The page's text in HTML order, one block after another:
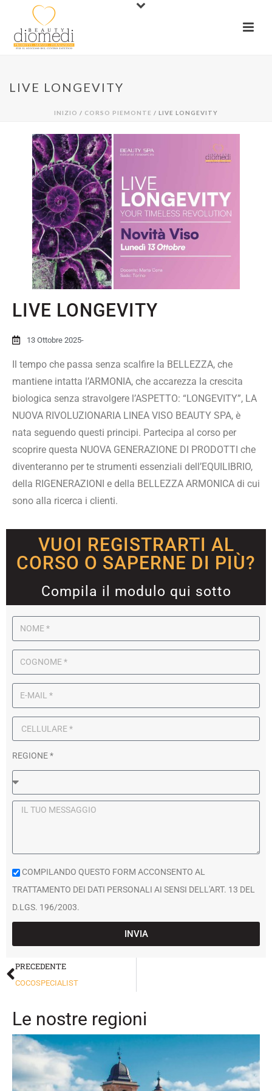
LIVE LONGEVITY
INIZIO / CORSO PIEMONTE / LIVE LONGEVITY
LIVE LONGEVITY
13 Ottobre 2025-
Il tempo che passa senza scalfire la BELLEZZA, che
mantiene intatta l’ARMONIA, che accarezza la crescita
biologica senza stravolgere l’ASPETTO: “LONGEVITY”, LA
NUOVA RIVOLUZIONARIA LINEA VISO BEAUTY SPA, è
nata seguendo questi principi. Partecipa al corso per
scoprire questa NUOVA GENERAZIONE DI PRODOTTI che
diventeranno per te strumenti essenziali dell’EQUILIBRIO,
della RIGENERAZIONI e della BELLEZZA ARMONICA di cui
sono alla ricerca i clienti.
VUOI REGISTRARTI AL
CORSO O SAPERNE DI PIÙ?
Compila il modulo qui sotto
REGIONE *
COMPILANDO QUESTO FORM ACCONSENTO AL
TRATTAMENTO DEI DATI PERSONALI AI SENSI DELL'ART. 13 DEL
D.LGS. 196/2003.
INVIA
PRECEDENTE
COCOSPECIALIST
Le nostre regioni